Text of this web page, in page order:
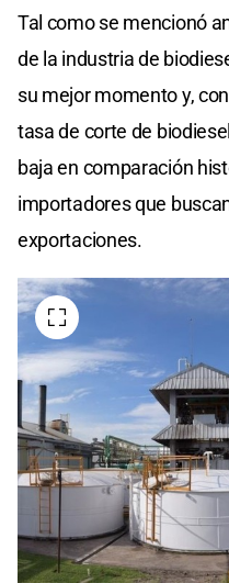
Tal como se mencionó
de la industria de
su mejor momento y,
tasa de corte de
baja en comparación
importadores que
exportaciones.